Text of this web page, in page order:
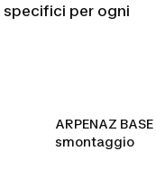
per ogni
ARPENAZ
smontaggio